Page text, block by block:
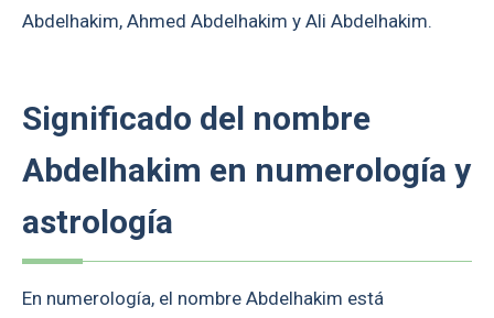
Abdelhakim, Ahmed Abdelhakim y Ali Abdelhakim.
Significado del nombre
Abdelhakim en numerología y
astrología
En numerología, el nombre Abdelhakim está